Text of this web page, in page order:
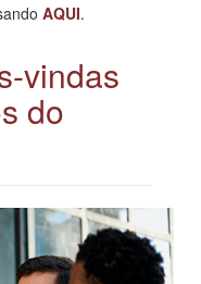
AQUI.
vindas
do